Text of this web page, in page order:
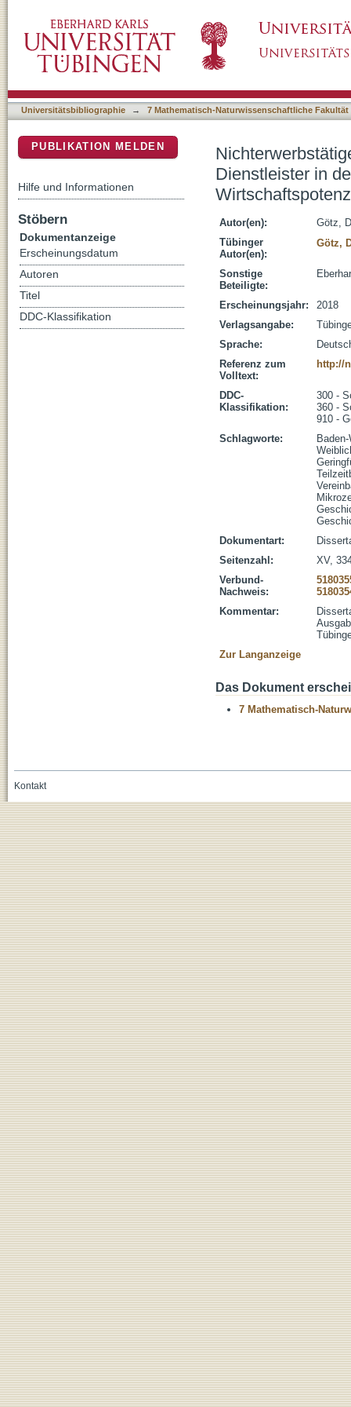
Reserve des deutschen Arbeitsmarktes :
Arbeitsmarkt
Universitätsbibliographie → 7 Mathematisch-Naturwissenschaftliche Fakultät
Dienstleister in
Autor(en):
Götz,
Tübinger
Autor(en):
Götz,
Sonstige
Beteiligte:
Erscheinungsjahr:
2018
Verlagsangabe:
Sprache:
Referenz zum
Volltext:
http://
DDC-
Klassifikation:
300 -
360 -
910 -
Schlagworte:
Dokumentart:
Seitenzahl:
XV,
Verbund-
Nachweis:
Kommentar:
Zur Langanzeige
Das Dokument
7 Mathematisch-
PUBLIKATION MELDEN
Hilfe und Informationen
Stöbern
Dokumentanzeige
Erscheinungsdatum
Autoren
Titel
DDC-Klassifikation
Kontakt